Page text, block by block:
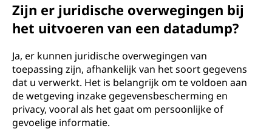
Zijn er juridische overwegingen bij
het uitvoeren van een datadump?
Ja, er kunnen juridische overwegingen van
toepassing zijn, afhankelijk van het soort gegevens
dat u verwerkt. Het is belangrijk om te voldoen aan
de wetgeving inzake gegevensbescherming en
privacy, vooral als het gaat om persoonlijke of
gevoelige informatie.